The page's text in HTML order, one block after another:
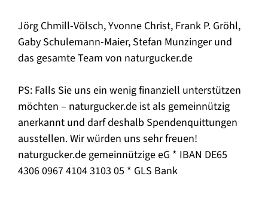
Jörg Chmill-Völsch, Yvonne Christ, Frank P. Gröhl,
Gaby Schulemann-Maier, Stefan Munzinger und
das gesamte Team von naturgucker.de
PS: Falls Sie uns ein wenig finanziell unterstützen
möchten – naturgucker.de ist als gemeinnützig
anerkannt und darf deshalb Spendenquittungen
ausstellen. Wir würden uns sehr freuen!
naturgucker.de gemeinnützige eG * IBAN DE65
4306 0967 4104 3103 05 * GLS Bank